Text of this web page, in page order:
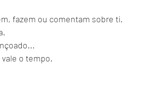
fazem ou comentam sobre ti.
o tempo.